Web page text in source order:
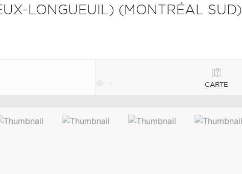
LONGUEUIL) (MONTRÉAL SUD)
CARTE